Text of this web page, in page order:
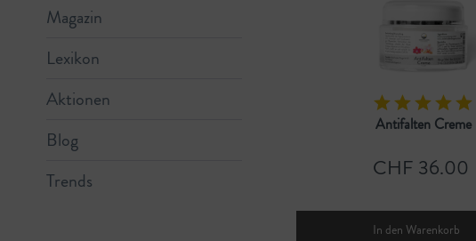
Magazin
Lexikon
Aktionen
Blog
Trends
Antifalten Creme
CHF 36.00
In den Warenkorb